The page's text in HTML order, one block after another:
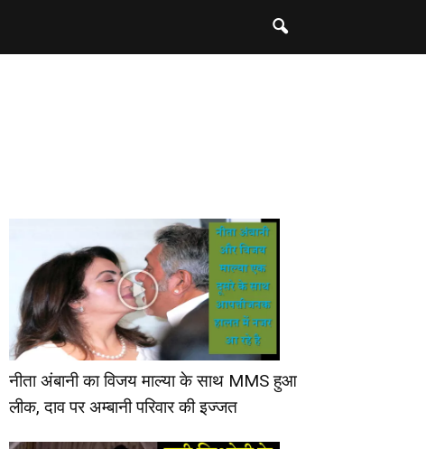
नीता अंबानी का विजय माल्या के साथ MMS हुआ
लीक, दाव पर अम्बानी परिवार की इज्जत